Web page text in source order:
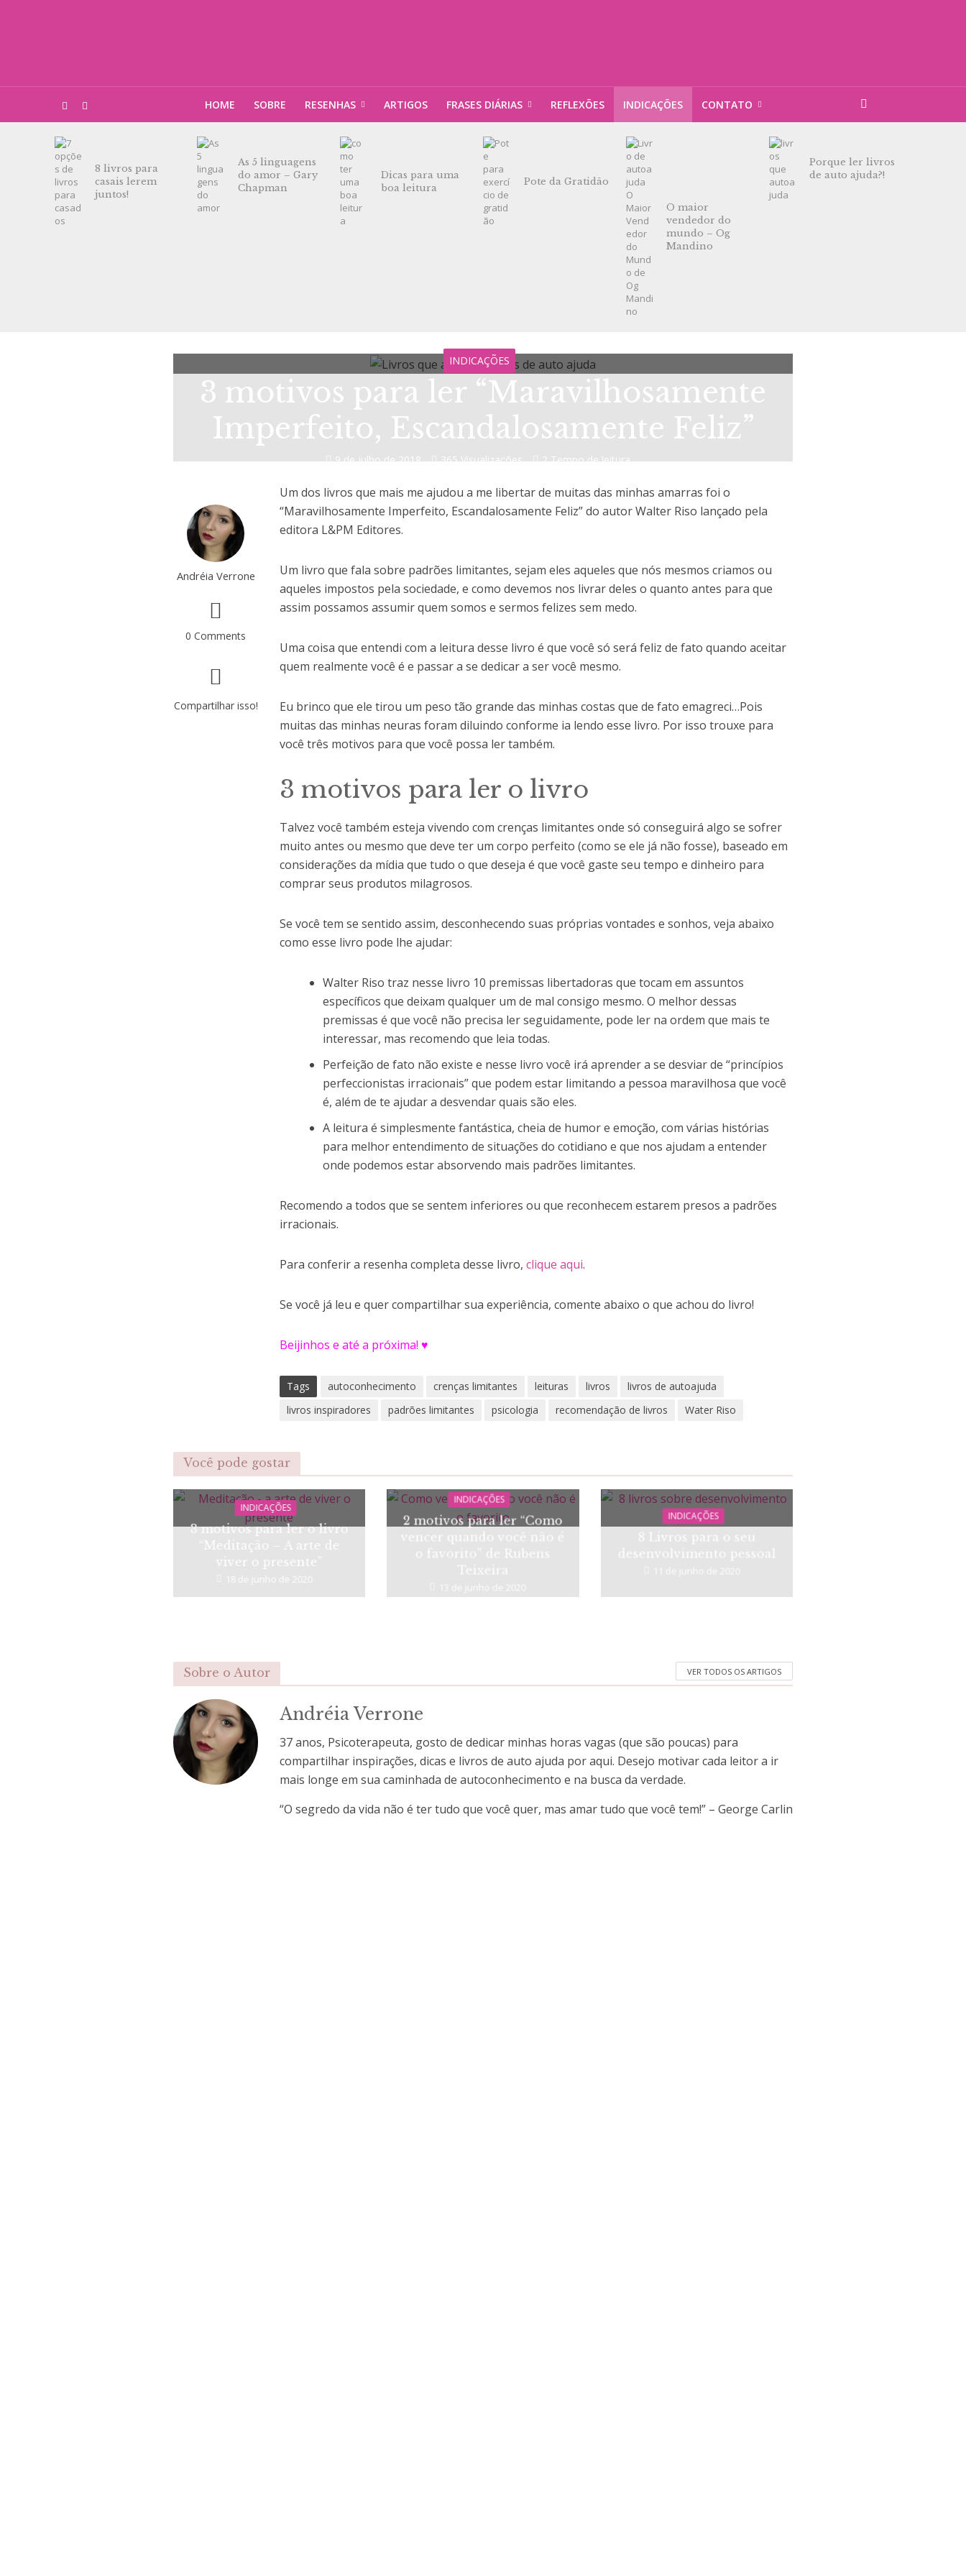
HOME SOBRE RESENHAS ARTIGOS FRASES DIÁRIAS REFLEXÕES INDICAÇÕES CONTATO
8 livros para
casais lerem
juntos!
As 5 linguagens
do amor – Gary
Chapman
Dicas para uma
boa leitura
Pote da Gratidão
O maior
vendedor do
mundo – Og
Mandino
Porque ler livros
de auto ajuda?!
INDICAÇÕES
3 motivos para ler “Maravilhosamente
Imperfeito, Escandalosamente Feliz”
9 de julho de 2018 365 Visualizações 2 Tempo de leitura
Andréia Verrone
0 Comments
Compartilhar isso!
Um dos livros que mais me ajudou a me libertar de muitas das minhas amarras foi o
“Maravilhosamente Imperfeito, Escandalosamente Feliz” do autor Walter Riso lançado pela
editora L&PM Editores.
Um livro que fala sobre padrões limitantes, sejam eles aqueles que nós mesmos criamos ou
aqueles impostos pela sociedade, e como devemos nos livrar deles o quanto antes para que
assim possamos assumir quem somos e sermos felizes sem medo.
Uma coisa que entendi com a leitura desse livro é que você só será feliz de fato quando aceitar
quem realmente você é e passar a se dedicar a ser você mesmo.
Eu brinco que ele tirou um peso tão grande das minhas costas que de fato emagreci…Pois
muitas das minhas neuras foram diluindo conforme ia lendo esse livro. Por isso trouxe para
você três motivos para que você possa ler também.
3 motivos para ler o livro
Talvez você também esteja vivendo com crenças limitantes onde só conseguirá algo se sofrer
muito antes ou mesmo que deve ter um corpo perfeito (como se ele já não fosse), baseado em
considerações da mídia que tudo o que deseja é que você gaste seu tempo e dinheiro para
comprar seus produtos milagrosos.
Se você tem se sentido assim, desconhecendo suas próprias vontades e sonhos, veja abaixo
como esse livro pode lhe ajudar:
Walter Riso traz nesse livro 10 premissas libertadoras que tocam em assuntos
específicos que deixam qualquer um de mal consigo mesmo. O melhor dessas
premissas é que você não precisa ler seguidamente, pode ler na ordem que mais te
interessar, mas recomendo que leia todas.
Perfeição de fato não existe e nesse livro você irá aprender a se desviar de “princípios
perfeccionistas irracionais” que podem estar limitando a pessoa maravilhosa que você
é, além de te ajudar a desvendar quais são eles.
A leitura é simplesmente fantástica, cheia de humor e emoção, com várias histórias
para melhor entendimento de situações do cotidiano e que nos ajudam a entender
onde podemos estar absorvendo mais padrões limitantes.
Recomendo a todos que se sentem inferiores ou que reconhecem estarem presos a padrões
irracionais.
Para conferir a resenha completa desse livro,clique aqui.
Se você já leu e quer compartilhar sua experiência, comente abaixo o que achou do livro!
Beijinhos e até a próxima! ♥
Tags autoconhecimento crenças limitantes leituras livros
livros de autoajuda
livros inspiradores
padrões limitantes psicologia recomendação de livros Water Riso
Você pode gostar
INDICAÇÕES
3 motivos para ler o livro
“Meditação – A arte de
viver o presente”
18 de junho de 2020
INDICAÇÕES
2 motivos para ler “Como
vencer quando você não é
o favorito” de Rubens
Teixeira
INDICAÇÕES
8 Livros para o seu
desenvolvimento pessoal
Sobre o Autor VER TODOS OS ARTIGOS
Andréia Verrone
37 anos, Psicoterapeuta, gosto de dedicar minhas horas vagas (que são poucas) para
compartilhar inspirações, dicas e livros de auto ajuda por aqui. Desejo motivar cada leitor a ir
mais longe em sua caminhada de autoconhecimento e na busca da verdade.
“O segredo da vida não é ter tudo que você quer, mas amar tudo que você tem!” – George Carlin